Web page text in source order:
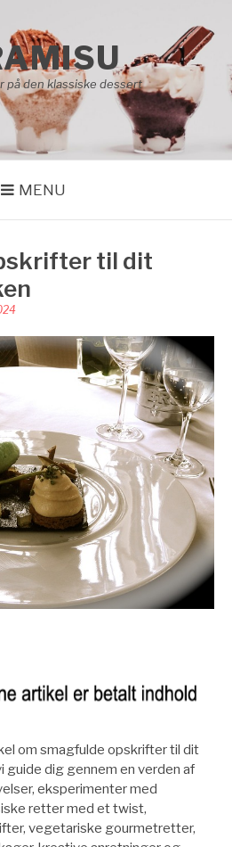
på den klassiske dessert
MENU
til dit
om smagfulde opskrifter til dit
guide dig gennem en verden af
eksperimenter med
retter med et twist,
vegetariske gourmetretter,